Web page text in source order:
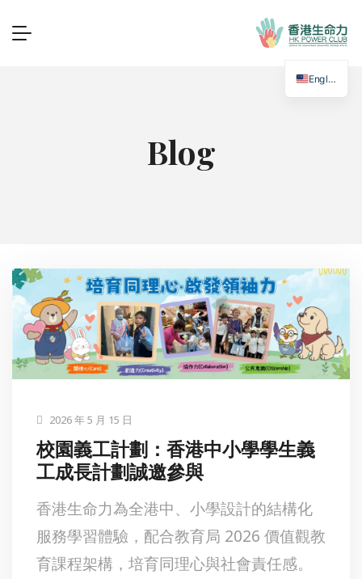
Blog
2026 年 5 月 15 日
校園義工計劃：香港中小學學生義
工成長計劃誠邀參與
香港生命力為全港中、小學設計的結構化
服務學習體驗，配合教育局 2026 價值觀教
育課程架構，培育同理心與社會責任感。
English